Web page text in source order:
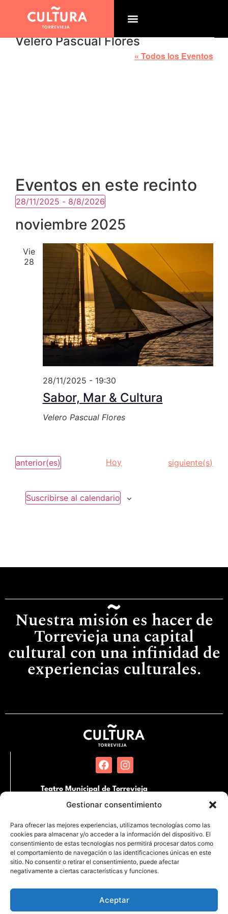
Gestionar consentimiento
Para ofrecer las mejores experiencias, utilizamos tecnologías como las
cookies para almacenar y/o acceder a la información del dispositivo. El
consentimiento de estas tecnologías nos permitirá procesar datos como
el comportamiento de navegación o las identificaciones únicas en este
sitio. No consentir o retirar el consentimiento, puede afectar
negativamente a ciertas características y funciones.
Aceptar
Velero Pascual Flores
« Todos los Eventos
Eventos en este recinto
28/11/2025 - 8/8/2026
la
fecha.
noviembre 2025
Vie
28
Sabor, Mar & Cultura
28/11/2025 - 19:30
Velero Pascual Flores
Eventos
anterior(es) Hoy Eventos
siguiente(s)
Suscribirse al calendario
Nuestra misión es hacer de
Torrevieja una capital
cultural con una infinidad de
experiencias culturales.
Teatro Municipal de Torrevieja
Pl. Miguel Hernández, SN. 03181 Torrevieja,
Auditorio Internacional de Torrevieja
Partida de la Loma s/n Junto al Hospital
Quirónsalud. 03183 Torrevieja, Alicante